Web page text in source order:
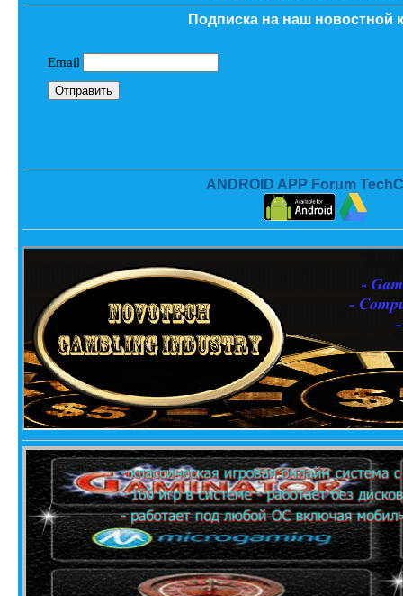
Подписка на наш новостной
ANDROID APP Forum